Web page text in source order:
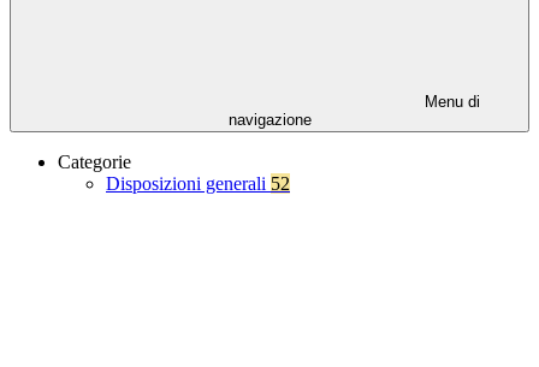
Menu di
navigazione
Categorie
Disposizioni generali 52